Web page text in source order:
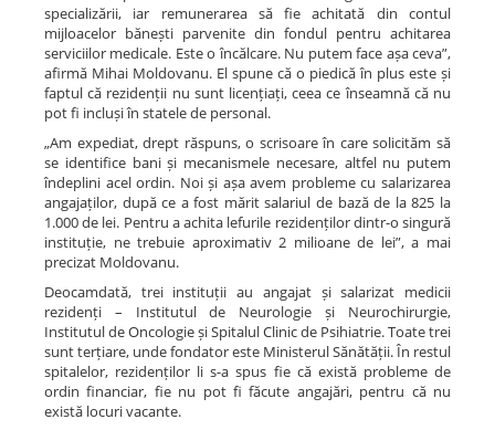
specializării, iar remunerarea să fie achitată din contul
mijloacelor bănești parvenite din fondul pentru achitarea
serviciilor medicale. Este o încălcare. Nu putem face așa ceva”,
afirmă Mihai Moldovanu. El spune că o piedică în plus este și
faptul că rezidenții nu sunt licențiați, ceea ce înseamnă că nu
pot fi incluși în statele de personal.
„Am expediat, drept răspuns, o scrisoare în care solicităm să
se identifice bani și mecanismele necesare, altfel nu putem
îndeplini acel ordin. Noi și așa avem probleme cu salarizarea
angajaților, după ce a fost mărit salariul de bază de la 825 la
1.000 de lei. Pentru a achita lefurile rezidenților dintr-o singură
instituție, ne trebuie aproximativ 2 milioane de lei”, a mai
precizat Moldovanu.
Deocamdată, trei instituții au angajat și salarizat medicii
rezidenți – Institutul de Neurologie și Neurochirurgie,
Institutul de Oncologie și Spitalul Clinic de Psihiatrie. Toate trei
sunt terțiare, unde fondator este Ministerul Sănătății. În restul
spitalelor, rezidenților li s-a spus fie că există probleme de
ordin financiar, fie nu pot fi făcute angajări, pentru că nu
există locuri vacante.